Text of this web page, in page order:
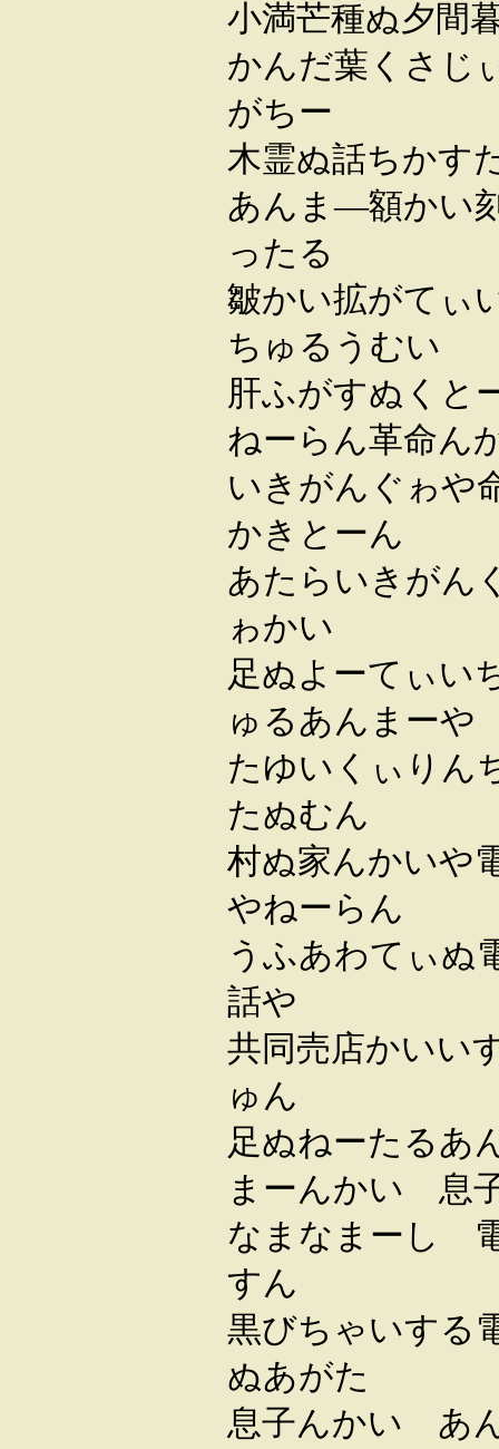
小満芒種ぬ夕間
かんだ葉くさじ
がちー
木霊ぬ話ちかす
あんま―額かい
ったる
皺かい拡がてぃ
ちゅるうむい
肝ふがすぬく
ねーらん革命ん
いきがんぐゎや
かきとーん
あたらいきがん
ゎかい
足ぬよーてぃい
ゅるあんまーや
たゆいくぃりん
たぬむん
村ぬ家んかいや
やねーらん
うふあわてぃぬ
話や
共同売店かいい
ゅん
足ぬねーたるあ
まーんかい 息
なまなまーし
すん
黒びちゃいする
ぬあがた
息子んかい あ